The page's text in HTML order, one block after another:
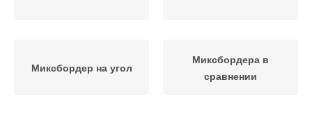
Миксбордер на угол
Миксбордера в
сравнении